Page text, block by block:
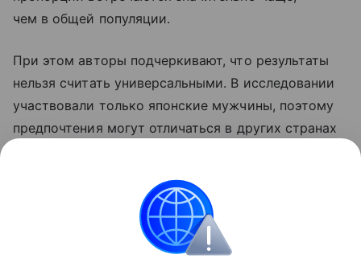
чем в общей популяции.
При этом авторы подчеркивают, что результаты
нельзя считать универсальными. В исследовании
участвовали только японские мужчины, поэтому
предпочтения могут отличаться в других странах
быть иными для более худых или полных женщин.